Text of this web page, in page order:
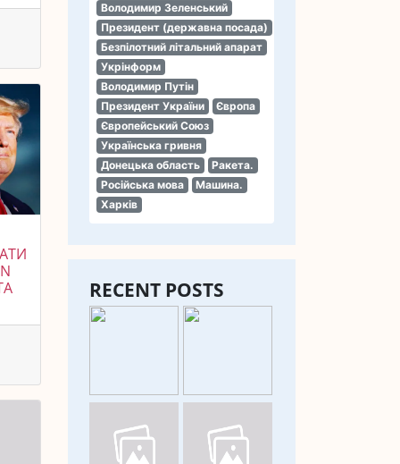
Володимир Зеленський
Президент (державна посада)
Безпілотний літальний апарат
Укрінформ
Володимир Путін
Президент України
Європа
Європейський Союз
Українська гривня
Донецька область
Ракета.
Російська мова
Машина.
Харків
RECENT POSTS